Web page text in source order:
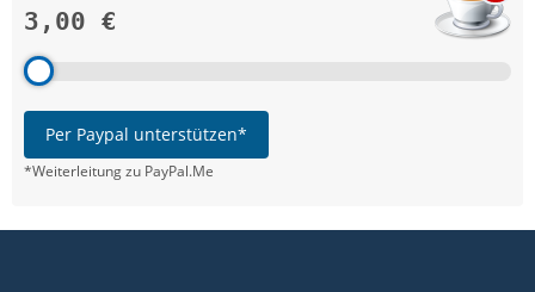
3,00 €
Per Paypal unterstützen*
*Weiterleitung zu PayPal.Me